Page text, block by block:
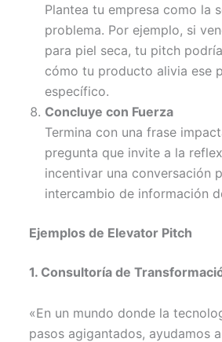
Plantea tu empresa como la
problema. Por ejemplo, si
para piel seca, tu pitch
cómo tu producto alivia ese
específico.
Concluye con Fuerza
Termina con una frase
pregunta que invite a la
incentivar una conversación
intercambio de información
Ejemplos de Elevator Pitch
1. Consultoría de
«En un mundo donde la
pasos agigantados, ayudamos